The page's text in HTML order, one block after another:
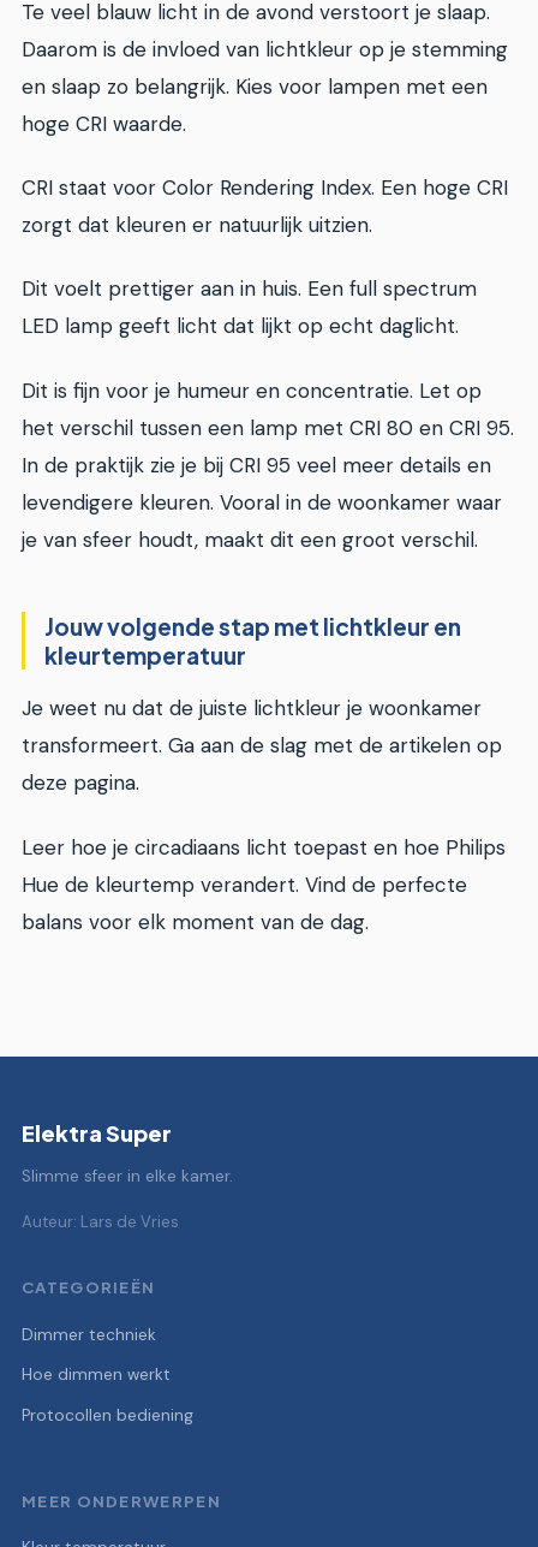
Te veel blauw licht in de avond verstoort je slaap.
Daarom is de invloed van lichtkleur op je stemming
en slaap zo belangrijk. Kies voor lampen met een
hoge CRI waarde.
CRI staat voor Color Rendering Index. Een hoge CRI
zorgt dat kleuren er natuurlijk uitzien.
Dit voelt prettiger aan in huis. Een full spectrum
LED lamp geeft licht dat lijkt op echt daglicht.
Dit is fijn voor je humeur en concentratie. Let op
het verschil tussen een lamp met CRI 80 en CRI 95.
In de praktijk zie je bij CRI 95 veel meer details en
levendigere kleuren. Vooral in de woonkamer waar
je van sfeer houdt, maakt dit een groot verschil.
Jouw volgende stap met lichtkleur en
kleurtemperatuur
Je weet nu dat de juiste lichtkleur je woonkamer
transformeert. Ga aan de slag met de artikelen op
deze pagina.
Leer hoe je circadiaans licht toepast en hoe Philips
Hue de kleurtemp verandert. Vind de perfecte
balans voor elk moment van de dag.
Elektra Super
Slimme sfeer in elke kamer.
Auteur: Lars de Vries
CATEGORIEËN
Dimmer techniek
Hoe dimmen werkt
Protocollen bediening
MEER ONDERWERPEN